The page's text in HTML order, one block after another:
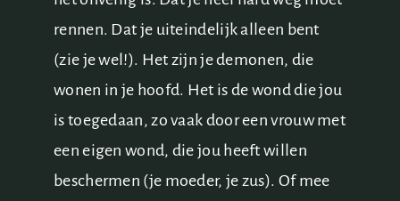
rennen. Dat je uiteindelijk alleen bent
(zie je wel!). Het zijn je demonen, die
wonen in je hoofd. Het is de wond die jou
is toegedaan, zo vaak door een vrouw met
een eigen wond, die jou heeft willen
beschermen (je moeder, je zus). Of mee